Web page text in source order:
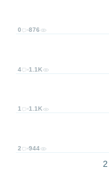
0 876
4 1.1K
1 1.1K
2 944